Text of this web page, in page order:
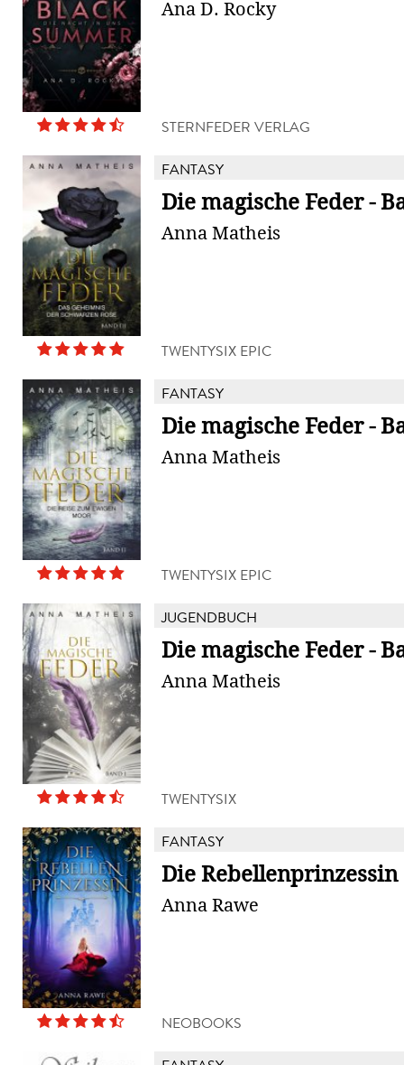
Ana D. Rocky
STERNFEDER VERLAG
FANTASY
Die magische Feder -
Anna Matheis
TWENTYSIX EPIC
FANTASY
Die magische Feder -
Anna Matheis
TWENTYSIX EPIC
JUGENDBUCH
Die magische Feder -
Anna Matheis
TWENTYSIX
FANTASY
Die Rebellenprinzessin
Anna Rawe
NEOBOOKS